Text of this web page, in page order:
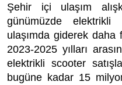
Şehir içi ulaşım
günümüzde elektrikli
ulaşımda giderek daha
2023-2025 yılları
elektrikli scooter
bugüne kadar 15